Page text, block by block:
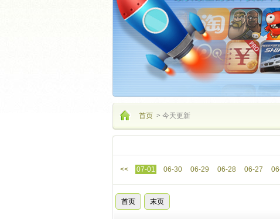
首页 > 今天更新
<< 07-01 06-30 06-29 06-28 06-27
首页 末页